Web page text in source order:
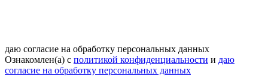
даю согласие на обработку персональных данных
Ознакомлен(а) с политикой конфиденциальности и даю
согласие на обработку персональных данных